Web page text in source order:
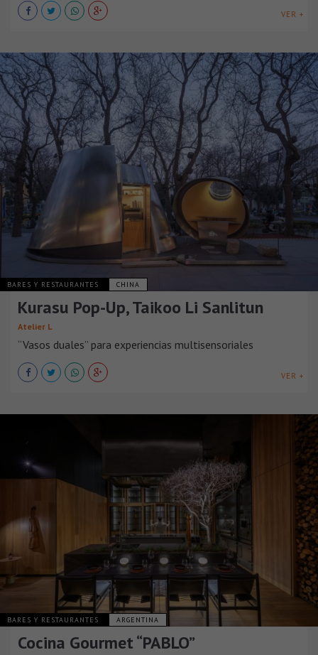
VER +
BARES Y RESTAURANTES CHINA
Kurasu Pop-Up, Taikoo Li Sanlitun
Atelier L
“Vasos duales” para experiencias multisensoriales
VER +
BARES Y RESTAURANTES ARGENTINA
Cocina Gourmet “PABLO”